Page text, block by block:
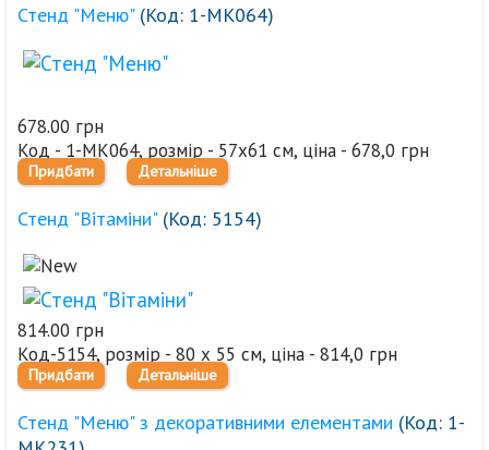
Стенд "Меню" (Код: 1-МК064)
678.00 грн
Код - 1-МК064, розмір - 57х61 см, ціна - 678,0 грн
Придбати Детальніше
Стенд "Вітаміни" (Код: 5154)
814.00 грн
Код-5154, розмір - 80 х 55 см, ціна - 814,0 грн
Придбати Детальніше
Стенд "Меню" з декоративними елементами (Код: 1-